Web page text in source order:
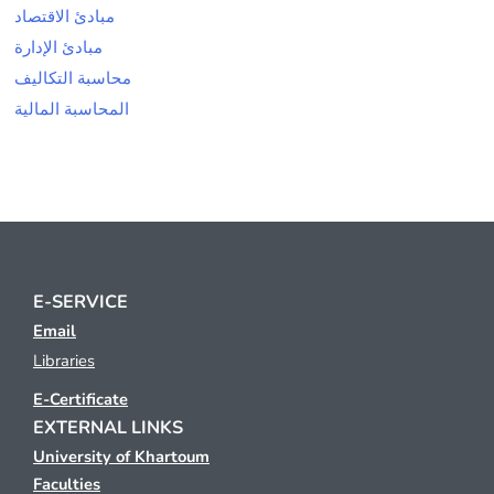
مبادئ الاقتصاد
مبادئ الإدارة
محاسبة التكاليف
المحاسبة المالية
E-SERVICE
Email
Libraries
E-Certificate
EXTERNAL LINKS
University of Khartoum
Faculties